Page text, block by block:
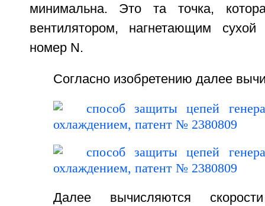
минимальна. Это та точка,
вентилятором, нагнетающим
номер N.
Согласно изобретению далее
Далее вычисляются